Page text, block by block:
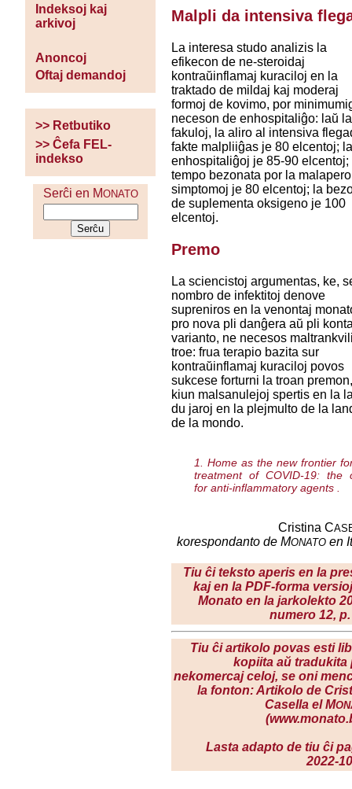
Indeksoj kaj
arkivoj
Anoncoj
Oftaj demandoj
>> Retbutiko
>> Ĉefa FEL-
indekso
Serĉi en MONATO
Malpli da intensiva
La interesa studo analizis la
efikecon de ne-steroidaj
kontraŭinflamaj kuraciloj en la
traktado de mildaj kaj moderaj
formoj de kovimo, por
neceson de enhospitaliĝo: laŭ la
fakuloj, la aliro al intensiva
fakte malpliiĝas je 80 elcentoj;
enhospitaliĝoj je 85-90 elcentoj;
tempo bezonata por la
simptomoj je 80 elcentoj; la
de suplementa oksigeno je 100
elcentoj.
Premo
La sciencistoj argumentas, ke,
nombro de infektitoj denove
supreniros en la venontaj
pro nova pli danĝera aŭ pli
varianto, ne necesos
troe: frua terapio bazita sur
kontraŭinflamaj kuraciloj povos
sukcese forturni la troan
kiun malsanulejoj spertis en la
du jaroj en la plejmulto de la
de la mondo.
1.Home as the new frontier
treatment of COVID-19: the
for anti-inflammatory agents
Cristina C
korespondanto de MONATO en
Tiu ĉi teksto aperis en la
kaj en la PDF-forma
Monato en lajarkolekto
numero 12,
Tiu ĉi artikolo povas esti
kopiita aŭ tradukita
nekomercaj celoj, se oni
la fonton: Artikolo de
Casella el M
Lasta adapto de tiu ĉi
2022-